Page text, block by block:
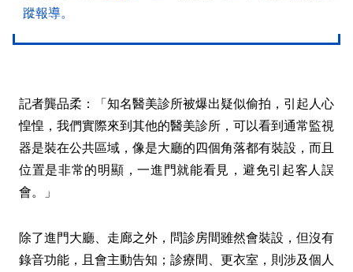
蹤報導。
記者龔品柔：「知名醫美診所被爆出疑似偷拍，引起人心
惶惶，我們實際來到其他的醫美診所，可以看到通常監視
器是裝在公共區域，像是大廳的四個角落都有裝設，而且
位置是非常的明顯，一進門就能看見，避免引起客人誤
會。」
除了進門大廳、走廊之外，問診房間雖然會裝設，但沒有
錄音功能，且會主動告知；診療間、更衣室，則涉及個人